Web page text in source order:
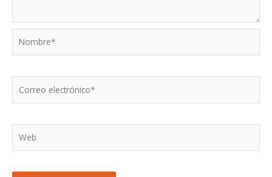
electrónico*